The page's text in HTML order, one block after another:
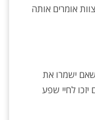
אומרים אותה
ישמרו את
יזכו לחיי שפע